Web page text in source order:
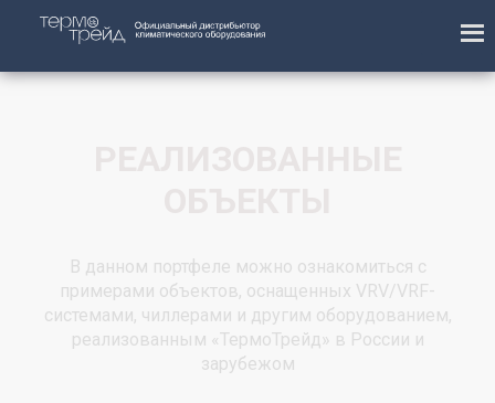
В данном портфеле можно ознакомиться с
примерами объектов, оснащенных VRV/VRF-
системами, чиллерами и другим оборудованием,
реализованным «ТермоТрейд» в России и
зарубежом